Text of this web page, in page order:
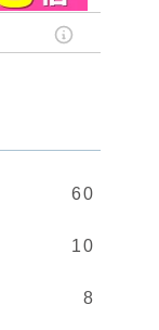
60
10
8